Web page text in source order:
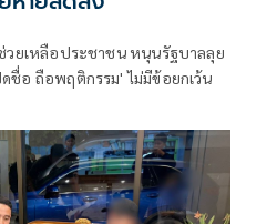
วยเหลือประชาชน หนุนรัฐบาลลุย
ชื่อ ถือพฤติกรรม' ไม่มีข้อยกเว้น